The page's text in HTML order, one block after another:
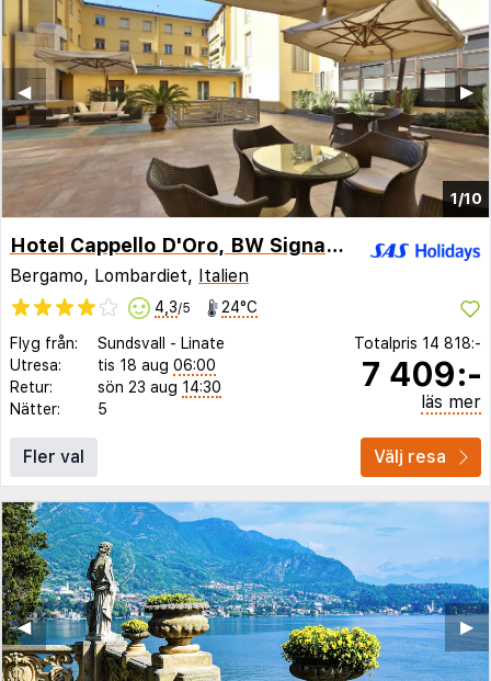
1/10
▶︎
◀︎
Hotel Cappello D'Oro, BW Signature Collection
Bergamo, Lombardiet, Italien
4,3/5 24°C
Flyg från: Sundsvall - Linate
Utresa:
tis 18 aug 06:00
Retur:
sön 23 aug 14:30
Nätter:
5
Totalpris 14 818:-
7 409:-
läs mer
Fler val Välj resa
▶︎
◀︎